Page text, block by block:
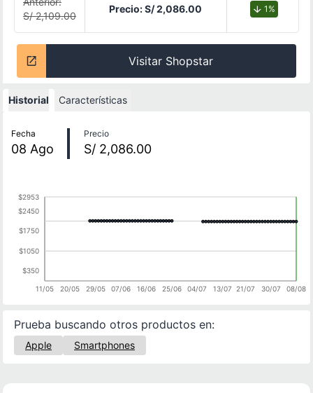
S/ 2,109.00
Precio:S/ 2,086.00 1%
Visitar Shopstar
Historial Características
Fecha
08 Ago
Precio
S/ 2,086.00
11/05 20/05 29/05 07/06 16/06 25/06 04/07 13/07 21/07 30/07 08/08
$350
$1050
$1750
$2450
$2953
Prueba buscando otros productos en:
Apple Smartphones